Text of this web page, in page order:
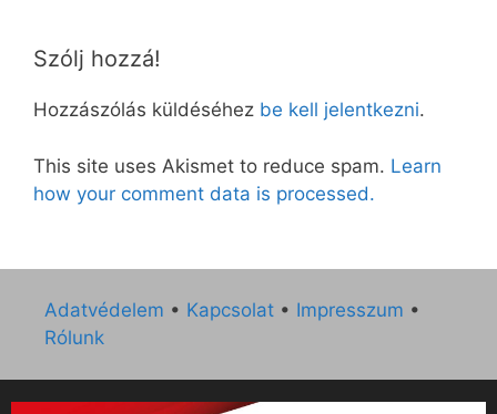
Szólj hozzá!
Hozzászólás küldéséhez be kell jelentkezni.
This site uses Akismet to reduce spam. Learn
how your comment data is processed.
Adatvédelem • Kapcsolat • Impresszum •
Rólunk